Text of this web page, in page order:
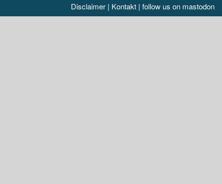
Disclaimer | Kontakt | follow us on mastodon